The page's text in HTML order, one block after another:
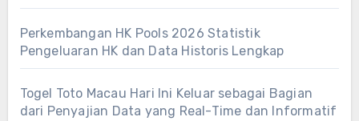
Perkembangan HK Pools 2026 Statistik
Pengeluaran HK dan Data Historis Lengkap
Togel Toto Macau Hari Ini Keluar sebagai Bagian
dari Penyajian Data yang Real-Time dan Informatif